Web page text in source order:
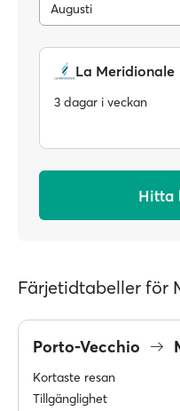
Augusti
La Meridionale
3 dagar i veckan
Hitta
Färjetidtabeller för
Porto-Vecchio
Kortaste resan
Tillgänglighet